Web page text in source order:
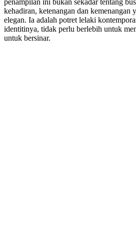
kehadiran, ketenangan dan kemenangan
elegan. Ia adalah potret lelaki
identitinya, tidak perlu berlebih untuk
untuk bersinar.